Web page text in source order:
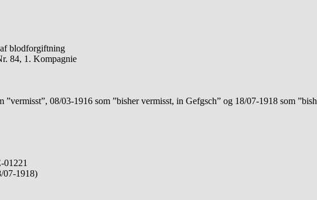
blodforgiftning
84, 1. Kompagnie
”vermisst”, 08/03-1916 som ”bisher vermisst, in Gefgsch” og 18/07-1918 som
01221
07-1918)